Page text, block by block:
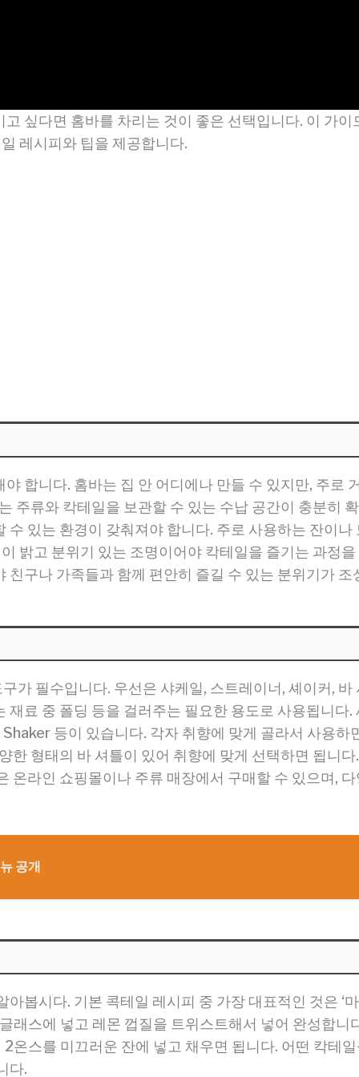
싶다면 홈바를 차리는 것이 좋은 선택입니다. 이 가
레시피와 팁을 제공합니다.
합니다. 홈바는 집 안 어디에나 만들 수 있지만, 주로
주류와 칵테일을 보관할 수 있는 수납 공간이 충분히
있는 환경이 갖춰져야 합니다. 주로 사용하는 잔이
밝고 분위기 있는 조명이어야 칵테일을 즐기는 과정
구나 가족들과 함께 편안히 즐길 수 있는 분위기가 조
가 필수입니다. 우선은 샤케일, 스트레이너, 셰이커,
재료 중 폴딩 등을 걸러주는 필요한 용도로 사용됩니다
등이 있습니다. 각자 취향에 맞게 골라서 사용하
한 형태의 바 셔틀이 있어 취향에 맞게 선택하면 됩니
온라인 쇼핑몰이나 주류 매장에서 구매할 수 있으며,
공개
봅시다. 기본 콕테일 레시피 중 가장 대표적인 것은 ‘
래스에 넣고 레몬 껍질을 트위스트해서 넣어 완성합니
온스를 미끄러운 잔에 넣고 채우면 됩니다. 어떤 칵테
다.